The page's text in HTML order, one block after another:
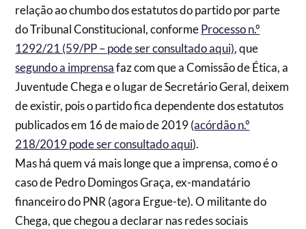
relação ao chumbo dos estatutos do partido por parte
do Tribunal Constitucional, conformeProcesso n.º
1292/21 (59/PP – pode ser consultado aqui), que
segundo a imprensafaz com que a Comissão de Ética, a
Juventude Chega e o lugar de Secretário Geral, deixem
de existir, pois o partido fica dependente dos estatutos
publicados em 16 de maio de 2019 (acórdão n.º
218/2019 pode ser consultado aqui).
Mas há quem vá mais longe que a imprensa, como é o
caso de Pedro Domingos Graça, ex-mandatário
financeiro do PNR (agora Ergue-te). O militante do
Chega, que chegou a declarar nas redes sociais